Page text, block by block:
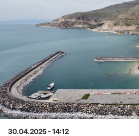
30.04.2025 - 14:12